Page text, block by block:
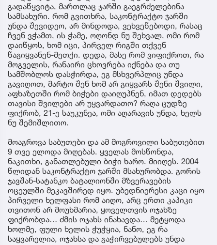
გადაწყვიტა, მართლაც ჯარში გაეგრძელებინა
სამსახური. რომ გვითხრა, საკონტრაქტო ჯარში
უნდა შევიდეო, არ მინდოდა, ვეხვეწებოდი, რასაც
ჩვენ ვჭამთ, ის ჭამე, ოღონდ ნუ შეხვალ, ომი რომ
დაიწყოს, ხომ იცი, პირველ რიგში თქვენ
წაგიყვანენ-მეთქი. დედა, მასე რომ ვიფიქროთ, რა
მოგველის, რანაირი ცხოვრება იქნება და თუ
სამშობლოს დასჭირდა, ეგ მსხვერპლიც უნდა
გავიღოთ, მარტო შენ ხომ არ გიყვარს შენი შვილი,
აფხაზეთში რომ ბიჭები დაიღუპნენ, იმათ დედებს
თავისი შვილები არ უყვარდათო? რაღა ცუდზე
ფიქრობ, 21-ე საუკუნეა, ომი აღარავის უნდა, ხელს
ნუ შემიშლითო.
მოაგროვა საბუთები და ამ მოგროვილი საბუთებით
9 თვე ელოდა მიღებას. ყველას მოსწონდა,
ნაკითხი, განათლებული ბიჭი ხარო. მიიღეს. 2004
წლიდან საკონტრაქტო ჯარში მსახურობდა. გორის
ჯავშან-სატანკო ბატალიონში მზვერავების
ოცეულში მეკავშირედ იყო. უბედნიერესი კაცი იყო
პირველი ხელფასი რომ აიღო, არც ერთი კაპიკი
თვითონ არ მოუხმარია, ყოველთვის ოჯახზე
ფიქრობდა… ძმის ოჯახს ინახავდა… მეტყოდა
ხოლმე, ფული ხელის ჭუჭყია, ნანო, ეგ რა
საყვარელია, ოჯახსა და გაჭირვებულებს უნდა